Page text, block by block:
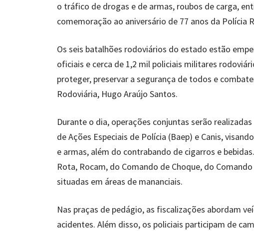
o tráfico de drogas e de armas, roubos de carga,
comemoração ao aniversário de 77 anos da Polícia
Os seis batalhões rodoviários do estado estão
oficiais e cerca de 1,2 mil policiais militares
proteger, preservar a segurança de todos e
Rodoviária, Hugo Araújo Santos.
Durante o dia, operações conjuntas serão
de Ações Especiais de Polícia (Baep) e Canis,
e armas, além do contrabando de cigarros e
Rota, Rocam, do Comando de Choque, do
situadas em áreas de mananciais.
Nas praças de pedágio, as fiscalizações abordam
acidentes. Além disso, os policiais participam de